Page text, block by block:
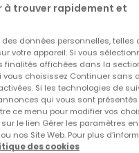
un cahier des
habitable de
et un local technique
RéfatHome
Réf Agence
à trouver rapidement et
données personnelles, telles
votre appareil. Si vous
affichées dans la
vous choisissez Continuer sans
Si les technologies de
qui vous sont
ce menu pour modifier vos
le lien Gérer les paramètres
nos Site Web. Pour plus
des cookies